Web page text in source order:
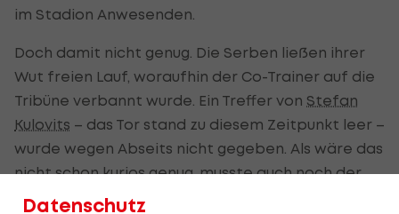
im Stadion Anwesenden.
Doch damit nicht genug. Die Serben ließen ihrer
Wut freien Lauf, woraufhin der Co-Trainer auf die
Tribüne verbannt wurde. Ein Treffer von Stefan
Kulovits – das Tor stand zu diesem Zeitpunkt leer –
wurde wegen Abseits nicht gegeben. Als wäre das
nicht schon kurios genug, musste auch noch der
Schiedsrichter-Assistent mit einer neuen Fahne
Datenschutz